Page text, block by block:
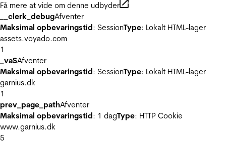
Få mere at vide om denne udbyder
__clerk_debugAfventer
Maksimal opbevaringstid: SessionType: Lokalt HTML-lager
assets.voyado.com
1
_vaSAfventer
Maksimal opbevaringstid: SessionType: Lokalt HTML-lager
garnius.dk
1
prev_page_pathAfventer
Maksimal opbevaringstid: 1 dagType: HTTP Cookie
www.garnius.dk
5